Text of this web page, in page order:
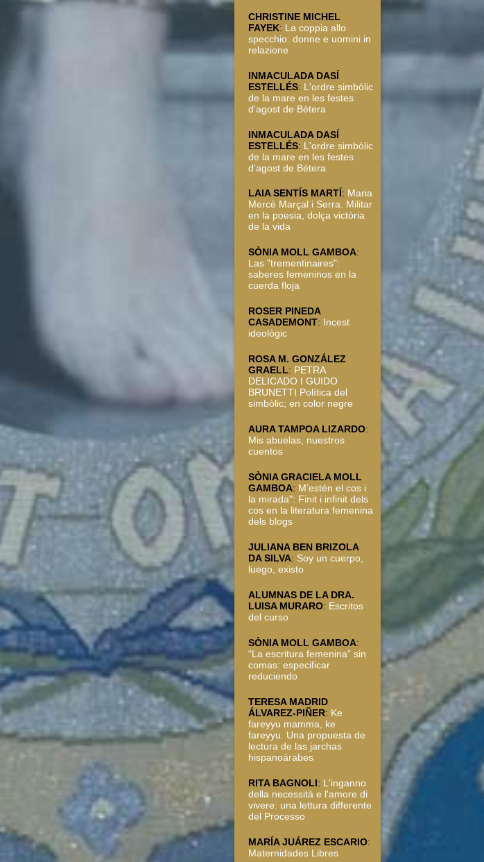
CHRISTINE MICHEL
FAYEK: La coppia allo
specchio: donne e uomini in
relazione
INMACULADA DASÍ
ESTELLÉS: L'ordre simbòlic
de la mare en les festes
d'agost de Bétera
INMACULADA DASÍ
ESTELLÉS: L'ordre simbòlic
de la mare en les festes
d'agost de Bétera
LAIA SENTÍS MARTÍ: Maria
Mercè Marçal i Serra. Militar
en la poesia, dolça victòria
de la vida
SÒNIA MOLL GAMBOA:
Las "trementinaires":
saberes femeninos en la
cuerda floja
ROSER PINEDA
CASADEMONT: Incest
ideològic
ROSA M. GONZÁLEZ
GRAELL: PETRA
DELICADO I GUIDO
BRUNETTI Política del
simbòlic; en color negre
AURA TAMPOA LIZARDO:
Mis abuelas, nuestros
cuentos
SÒNIA GRACIELA MOLL
GAMBOA: M’estén el cos i
la mirada": Finit i infinit dels
cos en la literatura femenina
dels blogs
JULIANA BEN BRIZOLA
DA SILVA: Soy un cuerpo,
luego, existo
ALUMNAS DE LA DRA.
LUISA MURARO: Escritos
del curso
SÒNIA MOLL GAMBOA:
“La escritura femenina” sin
comas: especificar
reduciendo
TERESA MADRID
ÁLVAREZ-PIÑER: Ke
fareyyu mamma, ke
fareyyu. Una propuesta de
lectura de las jarchas
hispanoárabes
RITA BAGNOLI: L'inganno
della necessità e l'amore di
vivere: una lettura differente
del Processo
MARÍA JUÁREZ ESCARIO:
Maternidades Libres